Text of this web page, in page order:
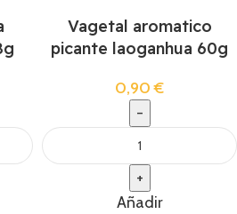
Vagetal aromatico
picante laoganhua 60g
0,90€
Añadir